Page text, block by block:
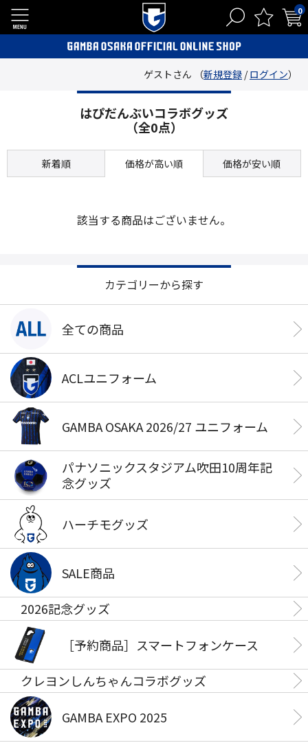
0
ゲストさん （新規登録 /ログイン）
はぴだんぶいコラボグッズ
（全0点）
新着順 価格が高い順 価格が安い順
該当する商品はございません。
カテゴリーから探す
全ての商品
ACLユニフォーム
GAMBA OSAKA 2026/27 ユニフォーム
パナソニックスタジアム吹田10周年記
念グッズ
ハーチモグッズ
SALE商品
2026記念グッズ
［予約商品］スマートフォンケース
クレヨンしんちゃんコラボグッズ
GAMBA EXPO 2025